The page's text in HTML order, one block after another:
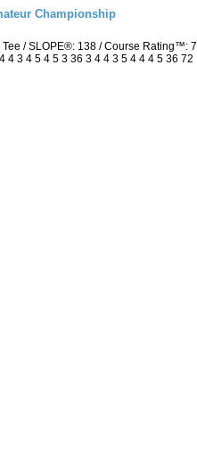
Championship
Tee / SLOPE®: 138 / Course Rating™:
4 3 4 5 4 5 3 36 3 4 4 3 5 4 4 4 5 36 72